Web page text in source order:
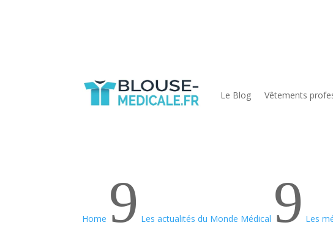
Le Blog Vêtements
Home 9 Les actualités du Monde Médical 9 Les